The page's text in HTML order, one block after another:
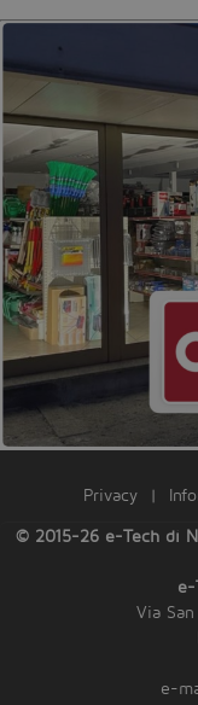
Privacy |
© 2015-26 e-Tech di
e-
Via
e-